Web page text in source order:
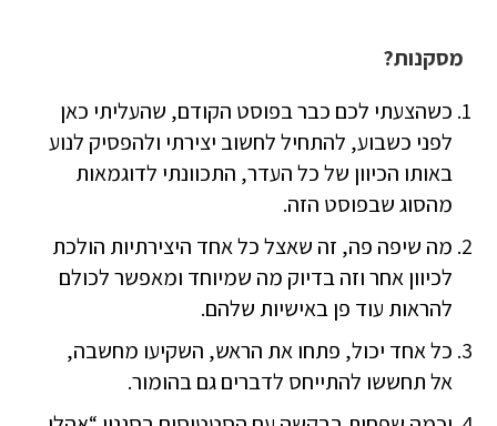
מסקנות?
כשהצעתי לכם כבר בפוסט הקודם, שהעליתי כאן
לפני כשבוע, להתחיל לחשוב יצירתי ולהפסיק לנוע
באותו הכיוון של כל העדר, התכוונתי לדוגמאות
מהסוג שבפוסט הזה.
מה שיפה פה, זה שאצל כל אחד היצירתיות הולכת
לכיוון אחר וזה בדיוק מה שמיוחד ומאפשר לכולם
להראות עוד פן באישיות שלהם.
כל אחד יכול, פתחו את הראש, השקיעו מחשבה,
אל תחששו להתייחס לדברים גם בהומור.